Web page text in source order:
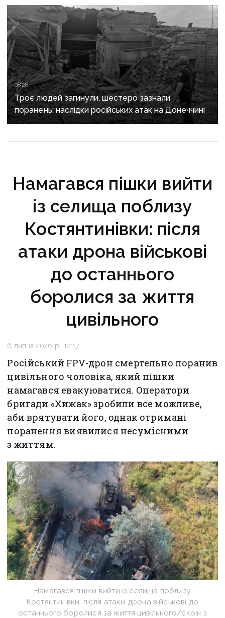
08:28
Троє людей загинули, шестеро зазнали
поранень: наслідки російських атак на Донеччині
Намагався пішки вийти
із селища поблизу
Костянтинівки: після
атаки дрона військові
до останнього
боролися за життя
цивільного
6 липня 2026 р., 12:17
Російський FPV-дрон смертельно поранив
цивільного чоловіка, який пішки
намагався евакуюватися. Оператори
бригади «Хижак» зробили все можливе,
аби врятувати його, однак отримані
поранення виявилися несумісними
з життям.
Намагався пішки вийти із селища поблизу
Костянтинівки: після атаки дрона військові до
останнього боролися за життя цивільного/скрін з